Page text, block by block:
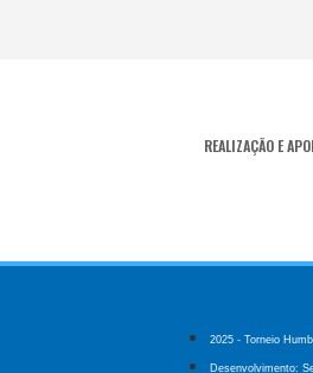
REALIZAÇÃO E
2025 - Torneio
Desenvolvimento: